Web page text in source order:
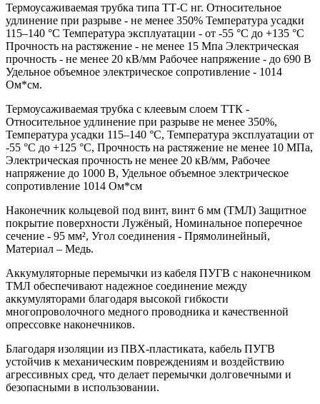
Термоусаживаемая трубка типа ТТ-С нг. Относительное
удлинение при разрыве - не менее 350% Температура усадки
115–140 °C Температура эксплуатации - от -55 °C до +135 °C
Прочность на растяжение - не менее 15 Мпа Электрическая
прочность - не менее 20 кВ/мм Рабочее напряжение - до 690 В
Удельное объемное электрическое сопротивление - 1014
Ом*см.
Термоусаживаемая трубка с клеевым слоем ТТК -
Относительное удлинение при разрыве не менее 350%,
Температура усадки 115–140 °C, Температура эксплуатации от
-55 °C до +125 °C, Прочность на растяжение не менее 10 МПа,
Электрическая прочность не менее 20 кВ/мм, Рабочее
напряжение до 1000 В, Удельное объемное электрическое
сопротивление 1014 Ом*см
Наконечник кольцевой под винт, винт 6 мм (ТМЛ) Защитное
покрытие поверхности Лужёный, Номинальное поперечное
сечение - 95 мм², Угол соединения - Прямолинейный,
Материал – Медь.
Аккумуляторные перемычки из кабеля ПУГВ с наконечником
ТМЛ обеспечивают надежное соединение между
аккумуляторами благодаря высокой гибкости
многопроволочного медного проводника и качественной
опрессовке наконечников.
Благодаря изоляции из ПВХ-пластиката, кабель ПУГВ
устойчив к механическим повреждениям и воздействию
агрессивных сред, что делает перемычки долговечными и
безопасными в использовании.